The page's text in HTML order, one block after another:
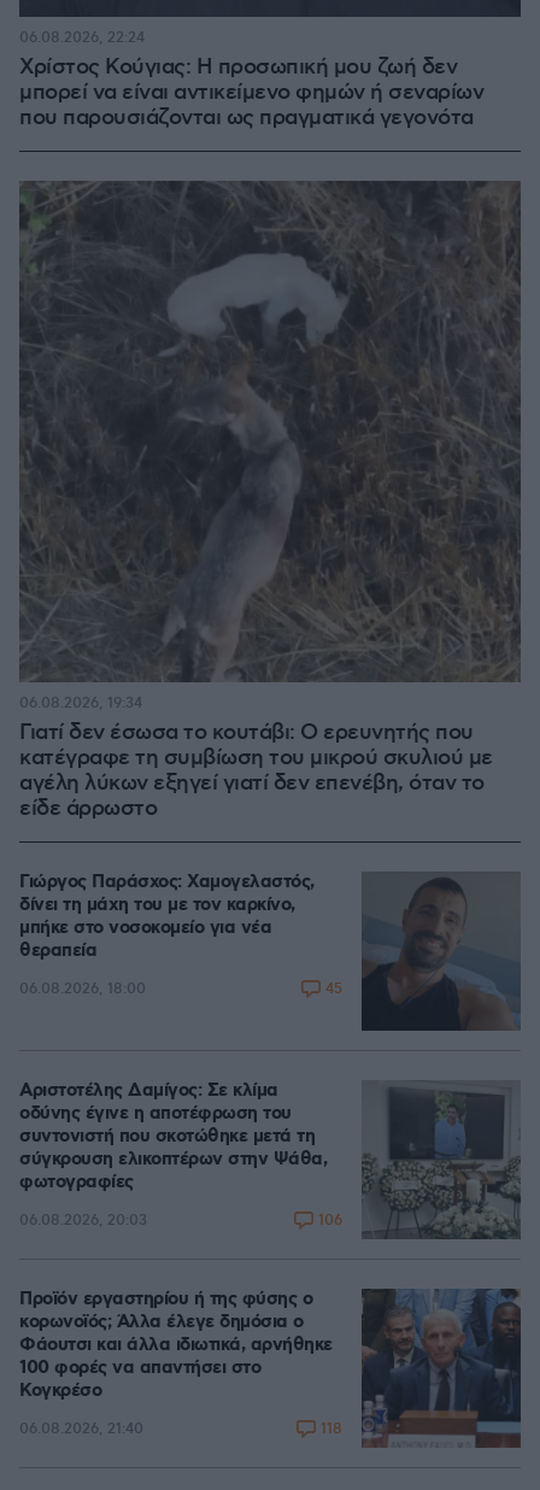
Χρίστος Κούγιας: Η προσωπική μου ζωή δεν
μπορεί να είναι αντικείμενο φημών ή σεναρίων
που παρουσιάζονται ως πραγματικά γεγονότα
06.08.2026, 22:24
Γιατί δεν έσωσα το κουτάβι: Ο ερευνητής που
κατέγραφε τη συμβίωση του μικρού σκυλιού με
αγέλη λύκων εξηγεί γιατί δεν επενέβη, όταν το
είδε άρρωστο
06.08.2026, 19:34
Γιώργος Παράσχος: Χαμογελαστός,
δίνει τη μάχη του με τον καρκίνο,
μπήκε στο νοσοκομείο για νέα
θεραπεία
06.08.2026, 18:00 45
Αριστοτέλης Δαμίγος: Σε κλίμα
οδύνης έγινε η αποτέφρωση του
συντονιστή που σκοτώθηκε μετά τη
σύγκρουση ελικοπτέρων στην Ψάθα,
φωτογραφίες
06.08.2026, 20:03 106
Προϊόν εργαστηρίου ή της φύσης ο
κορωνοϊός; Άλλα έλεγε δημόσια ο
Φάουτσι και άλλα ιδιωτικά, αρνήθηκε
100 φορές να απαντήσει στο
Κογκρέσο
06.08.2026, 21:40 118